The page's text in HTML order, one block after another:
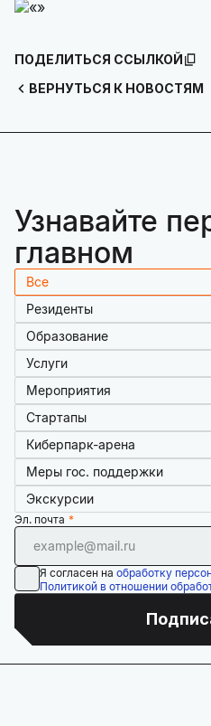
ВЕРНУТЬСЯ К НОВОСТЯМ
ПОДЕЛИТЬСЯ ССЫЛКОЙ
Узнавайте
главном
Все
Резиденты
Образование
Услуги
Мероприятия
Стартапы
Киберпарк-арена
Меры гос. поддержки
Экскурсии
Эл. почта
Я согласен на обработку
Политикой в отношении